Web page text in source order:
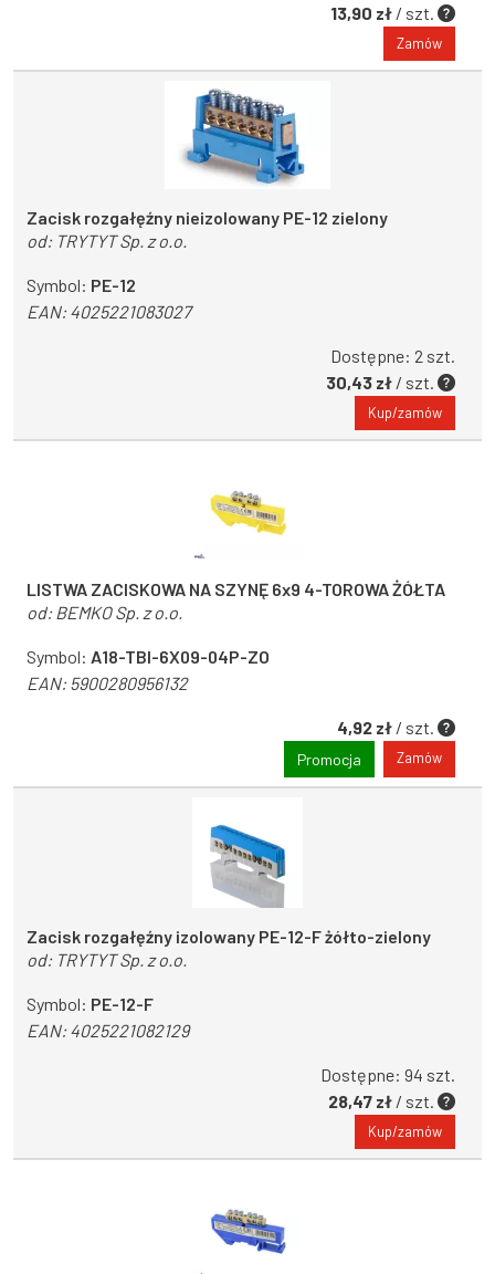
13,90 zł / szt.
Zamów
Zacisk rozgałęźny nieizolowany PE-12 zielony
od: TRYTYT Sp. z o.o.
Symbol: PE-12
EAN:4025221083027
Dostępne: 2 szt.
30,43 zł / szt.
Kup/zamów
LISTWA ZACISKOWA NA SZYNĘ 6x9 4-TOROWA ŻÓŁTA
od: BEMKO Sp. z o.o.
Symbol: A18-TBI-6X09-04P-ZO
EAN:5900280956132
4,92 zł / szt.
Promocja Zamów
Zacisk rozgałęźny izolowany PE-12-F żółto-zielony
od: TRYTYT Sp. z o.o.
Symbol: PE-12-F
EAN:4025221082129
Dostępne: 94 szt.
28,47 zł / szt.
Kup/zamów